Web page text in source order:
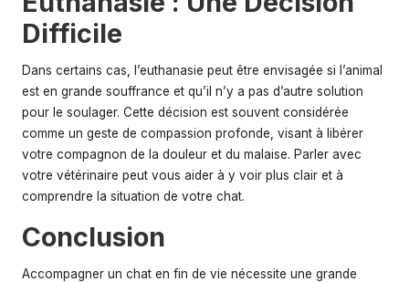
Difficile
Dans certains cas, l’euthanasie peut être envisagée si l’animal
est en grande souffrance et qu’il n’y a pas d’autre solution
pour le soulager. Cette décision est souvent considérée
comme un geste de compassion profonde, visant à libérer
votre compagnon de la douleur et du malaise. Parler avec
votre vétérinaire peut vous aider à y voir plus clair et à
comprendre la situation de votre chat.
Conclusion
Accompagner un chat en fin de vie nécessite une grande